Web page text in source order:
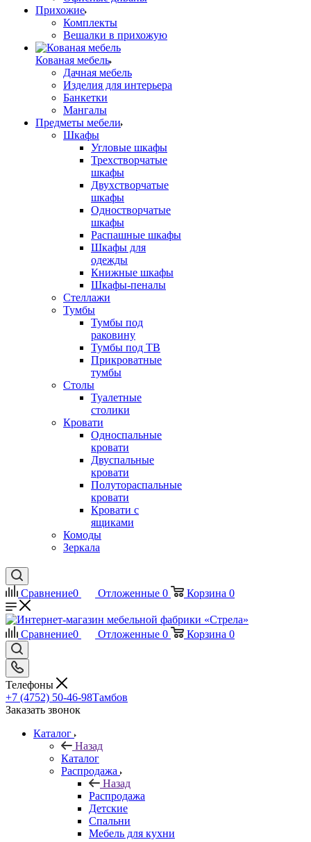
Прихожие
Комплекты
Вешалки в прихожую
Кованая мебель
Дачная мебель
Изделия для интерьера
Банкетки
Мангалы
Предметы мебели
Шкафы
Угловые шкафы
Трехстворчатые
шкафы
Двухстворчатые
шкафы
Одностворчатые
шкафы
Распашные шкафы
Шкафы для
одежды
Книжные шкафы
Шкафы-пеналы
Стеллажи
Тумбы
Тумбы под
раковину
Тумбы под ТВ
Прикроватные
тумбы
Столы
Туалетные
столики
Кровати
Односпальные
кровати
Двуспальные
кровати
Полутораспальные
кровати
Кровати с
ящиками
Комоды
Зеркала
Сравнение0 Отложенные 0 Корзина 0
Сравнение0 Отложенные 0 Корзина 0
Телефоны
+7 (4752) 50-46-98Тамбов
Заказать звонок
Каталог
Назад
Каталог
Распродажа
Назад
Распродажа
Детские
Спальни
Мебель для кухни